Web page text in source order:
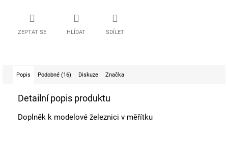
ZEPTAT SE HLÍDAT SDÍLET
Popis Podobné (16) Diskuze Značka
Detailní popis produktu
Doplněk k modelové železnici v měřítku